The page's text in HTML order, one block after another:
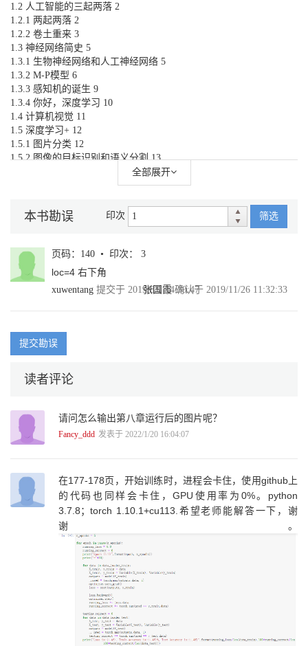
1.2 人工智能的三起两落 2
1.2.1 两起两落 2
1.2.2 卷土重来 3
1.3 神经网络简史 5
1.3.1 生物神经网络和人工神经网络 5
1.3.2 M-P模型 6
1.3.3 感知机的诞生 9
1.3.4 你好，深度学习 10
1.4 计算机视觉 11
1.5 深度学习+ 12
1.5.1 图片分类 12
1.5.2 图像的目标识别和语义分割 13
第2章 相关的数学知识 15
2.1.2 矩阵的转置 17
2.1.3 矩阵的基本运算 18
2.2 导数求解 22
2.2.1 一阶导数的几何意义 23
2.2.4 复合函数的链式法则 27
3.1 监督学习和无监督学习 29
3.1.3 小结 33
3.2 欠拟合和过拟合 34
3.2.1 欠拟合 34
3.3 后向传播 36
3.4 损失和优化 38
3.4.1 损失函数 38
3.4.2 优化函数 39
3.5 激活函数 42
3.5.1 Sigmoid 44
3.6 本地深度学习工作站 47
3.6.1 GPU和CPU 47
3.6.2 配置建议 49
第4章 卷积神经网络 51
全部展开
本书勘误 印次 筛选
页码：140 • 印次： 3
loc=4 右下角
xuwentang 提交于 2019/8/1 14:39:47
张国霞确认于 2019/11/26 11:32:33
提交勘误
读者评论
请问怎么输出第八章运行后的图片呢？
Fancy_ddd 发表于 2022/1/20 16:04:07
在177-178页，开始训练时，进程会卡住，使用github上
的代码也同样会卡住，GPU使用率为0%。python
3.7.8；torch 1.10.1+cu113.希望老师能解答一下，谢
谢。